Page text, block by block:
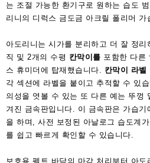
는 조절 가능한 환기구로 원하는 습도
리니의 디럭스 금도금 아크릴 폴리머 가
아도리니는 시가를 분리하고 더 잘 정
직 및 2개의 수평 칸막이를 포함한 다른
스 휴미더에 탑재했습니다. 칸막이 라벨
각 섹션에 라벨을 붙이고 추적할 수 있
의성을 엿볼 수 있는 또 다른 예는 뚜껑
겨진 금속판입니다. 이 금속판은 가습
을 하며, 사전 보정된 아날로그 습도계
를 쉽고 빠르게 확인할 수 있습니다.
보호용 펠트 바닥의 마감 처리부터 아